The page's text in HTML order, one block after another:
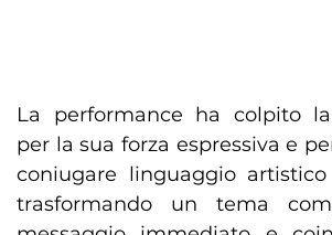
La performance ha colpito
per la sua forza espressiva e
coniugare linguaggio
trasformando un tema